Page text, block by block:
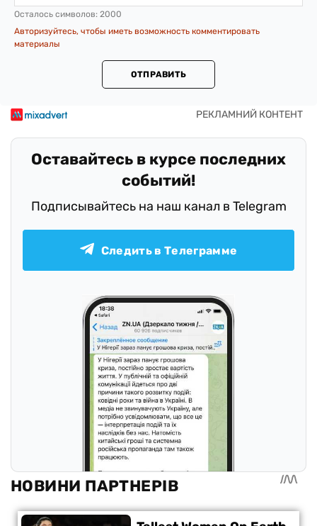
Осталось символов: 2000
Авторизуйтесь, чтобы иметь возможность комментировать
материалы
ОТПРАВИТЬ
Оставайтесь в курсе последних
событий!
Подписывайтесь на наш канал в Telegram
Следить в Телеграмме